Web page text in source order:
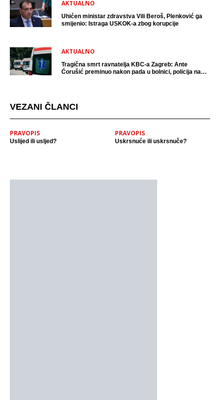
AKTUALNO
Uhićen ministar zdravstva Vili Beroš, Plenković ga
smijenio: Istraga USKOK-a zbog korupcije
AKTUALNO
Tragična smrt ravnatelja KBC-a Zagreb: Ante
Ćorušić preminuo nakon pada u bolnici, policija na
VEZANI ČLANCI
PRAVOPIS
Uslijed ili usljed?
PRAVOPIS
Uskrsnuće ili uskrsnuče?